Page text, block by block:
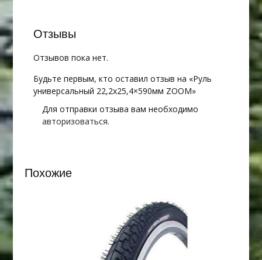
Отзывы
Отзывов пока нет.
Будьте первым, кто оставил отзыв на «Руль
универсальный 22,2х25,4×590мм ZOOM»
Для отправки отзыва вам необходимо
авторизоваться.
Похожие